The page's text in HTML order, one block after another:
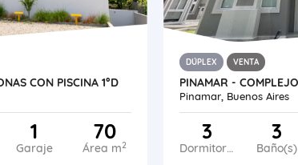
CON PISCINA 1°D
1
Garaje
70
Área m2
DÚPLEX VENTA
Pinamar, Buenos Aires
3
Dormitorios
3
Baño(s)